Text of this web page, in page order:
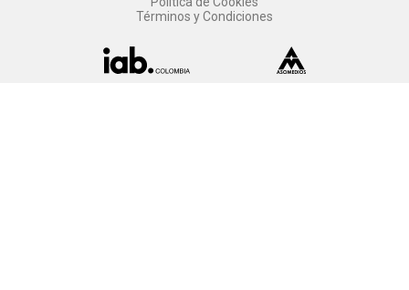
Términos y Condiciones